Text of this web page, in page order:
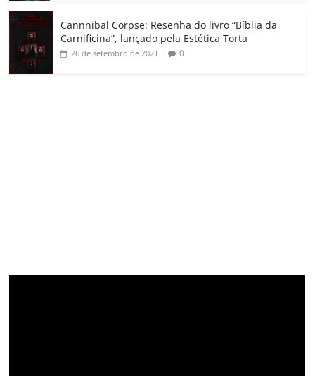
Cannnibal Corpse: Resenha do livro “Bíblia da
Carnificina”, lançado pela Estética Torta
26 de setembro de 2021 0